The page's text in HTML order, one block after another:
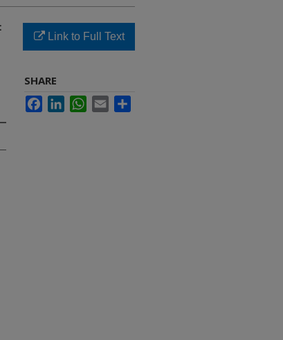
Link to Full Text
SHARE
FacebookLinkedInWhatsApp
Email